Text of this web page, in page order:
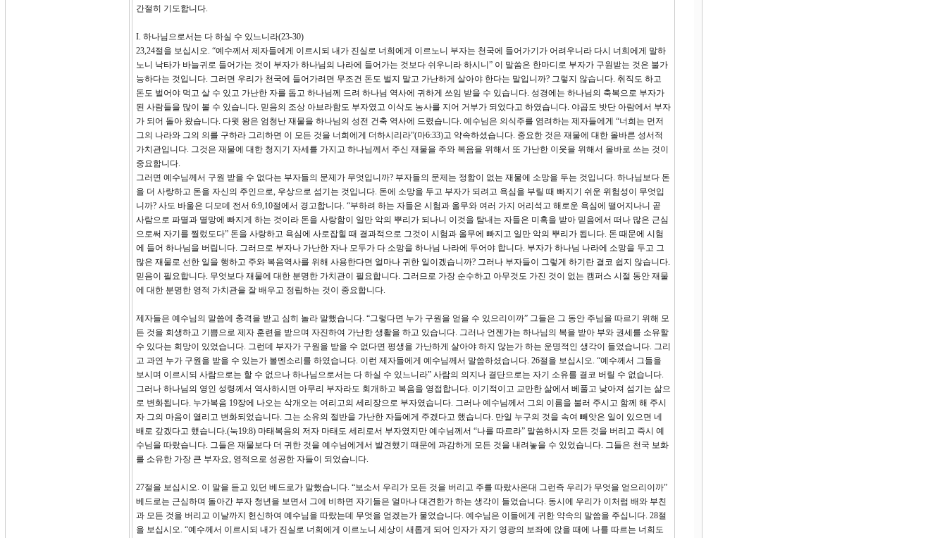
간절히 기도합니다.
I. 하나님으로서는 다 하실 수 있느니라(23-30)
23,24절을 보십시오. “예수께서 제자들에게 이르시되 내가 진실로 너희에게 이르노니 부자는 천국에 들어가기가 어려우니라 다시 너희에게 말하
노니 낙타가 바늘귀로 들어가는 것이 부자가 하나님의 나라에 들어가는 것보다 쉬우니라 하시니” 이 말씀은 한마디로 부자가 구원받는 것은 불가
능하다는 것입니다. 그러면 우리가 천국에 들어가려면 무조건 돈도 벌지 말고 가난하게 살아야 한다는 말입니까? 그렇지 않습니다. 취직도 하고
돈도 벌어야 먹고 살 수 있고 가난한 자를 돕고 하나님께 드려 하나님 역사에 귀하게 쓰임 받을 수 있습니다. 성경에는 하나님의 축복으로 부자가
된 사람들을 많이 볼 수 있습니다. 믿음의 조상 아브라함도 부자였고 이삭도 농사를 지어 거부가 되었다고 하였습니다. 야곱도 밧단 아람에서 부자
가 되어 돌아 왔습니다. 다윗 왕은 엄청난 재물을 하나님의 성전 건축 역사에 드렸습니다. 예수님은 의식주를 염려하는 제자들에게 “너희는 먼저
그의 나라와 그의 의를 구하라 그리하면 이 모든 것을 너희에게 더하시리라”(마6:33)고 약속하셨습니다. 중요한 것은 재물에 대한 올바른 성서적
가치관입니다. 그것은 재물에 대한 청지기 자세를 가지고 하나님께서 주신 재물을 주와 복음을 위해서 또 가난한 이웃을 위해서 올바로 쓰는 것이
중요합니다.
그러면 예수님께서 구원 받을 수 없다는 부자들의 문제가 무엇입니까? 부자들의 문제는 정함이 없는 재물에 소망을 두는 것입니다. 하나님보다 돈
을 더 사랑하고 돈을 자신의 주인으로, 우상으로 섬기는 것입니다. 돈에 소망을 두고 부자가 되려고 욕심을 부릴 때 빠지기 쉬운 위험성이 무엇입
니까? 사도 바울은 디모데 전서 6:9,10절에서 경고합니다. “부하려 하는 자들은 시험과 올무와 여러 가지 어리석고 해로운 욕심에 떨어지나니 곧
사람으로 파멸과 멸망에 빠지게 하는 것이라 돈을 사랑함이 일만 악의 뿌리가 되나니 이것을 탐내는 자들은 미혹을 받아 믿음에서 떠나 많은 근심
으로써 자기를 찔렀도다” 돈을 사랑하고 욕심에 사로잡힐 때 결과적으로 그것이 시험과 올무에 빠지고 일만 악의 뿌리가 됩니다. 돈 때문에 시험
에 들어 하나님을 버립니다. 그러므로 부자나 가난한 자나 모두가 다 소망을 하나님 나라에 두어야 합니다. 부자가 하나님 나라에 소망을 두고 그
많은 재물로 선한 일을 행하고 주와 복음역사를 위해 사용한다면 얼마나 귀한 일이겠습니까? 그러나 부자들이 그렇게 하기란 결코 쉽지 않습니다.
믿음이 필요합니다. 무엇보다 재물에 대한 분명한 가치관이 필요합니다. 그러므로 가장 순수하고 아무것도 가진 것이 없는 캠퍼스 시절 동안 재물
에 대한 분명한 영적 가치관을 잘 배우고 정립하는 것이 중요합니다.
제자들은 예수님의 말씀에 충격을 받고 심히 놀라 말했습니다. “그렇다면 누가 구원을 얻을 수 있으리이까” 그들은 그 동안 주님을 따르기 위해 모
든 것을 희생하고 기쁨으로 제자 훈련을 받으며 자진하여 가난한 생활을 하고 있습니다. 그러나 언젠가는 하나님의 복을 받아 부와 권세를 소유할
수 있다는 희망이 있었습니다. 그런데 부자가 구원을 받을 수 없다면 평생을 가난하게 살아야 하지 않는가 하는 운명적인 생각이 들었습니다. 그리
고 과연 누가 구원을 받을 수 있는가 볼멘소리를 하였습니다. 이런 제자들에게 예수님께서 말씀하셨습니다. 26절을 보십시오. “예수께서 그들을
보시며 이르시되 사람으로는 할 수 없으나 하나님으로서는 다 하실 수 있느니라” 사람의 의지나 결단으로는 자기 소유를 결코 버릴 수 없습니다.
그러나 하나님의 영인 성령께서 역사하시면 아무리 부자라도 회개하고 복음을 영접합니다. 이기적이고 교만한 삶에서 베풀고 낮아져 섬기는 삶으
로 변화됩니다. 누가복음 19장에 나오는 삭개오는 여리고의 세리장으로 부자였습니다. 그러나 예수님께서 그의 이름을 불러 주시고 함께 해 주시
자 그의 마음이 열리고 변화되었습니다. 그는 소유의 절반을 가난한 자들에게 주겠다고 했습니다. 만일 누구의 것을 속여 빼앗은 일이 있으면 네
배로 갚겠다고 했습니다.(눅19:8) 마태복음의 저자 마태도 세리로서 부자였지만 예수님께서 “나를 따르라” 말씀하시자 모든 것을 버리고 즉시 예
수님을 따랐습니다. 그들은 재물보다 더 귀한 것을 예수님에게서 발견했기 때문에 과감하게 모든 것을 내려놓을 수 있었습니다. 그들은 천국 보화
를 소유한 가장 큰 부자요, 영적으로 성공한 자들이 되었습니다.
27절을 보십시오. 이 말을 듣고 있던 베드로가 말했습니다. “보소서 우리가 모든 것을 버리고 주를 따랐사온대 그런즉 우리가 무엇을 얻으리이까”
베드로는 근심하며 돌아간 부자 청년을 보면서 그에 비하면 자기들은 얼마나 대견한가 하는 생각이 들었습니다. 동시에 우리가 이처럼 배와 부친
과 모든 것을 버리고 이날까지 헌신하여 예수님을 따랐는데 무엇을 얻겠는가 물었습니다. 예수님은 이들에게 귀한 약속의 말씀을 주십니다. 28절
을 보십시오. “예수께서 이르시되 내가 진실로 너희에게 이르노니 세상이 새롭게 되어 인자가 자기 영광의 보좌에 앉을 때에 나를 따르는 너희도